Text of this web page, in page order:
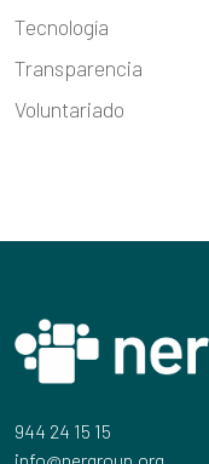
Tecnología
Transparencia
Voluntariado
944 24 15 15